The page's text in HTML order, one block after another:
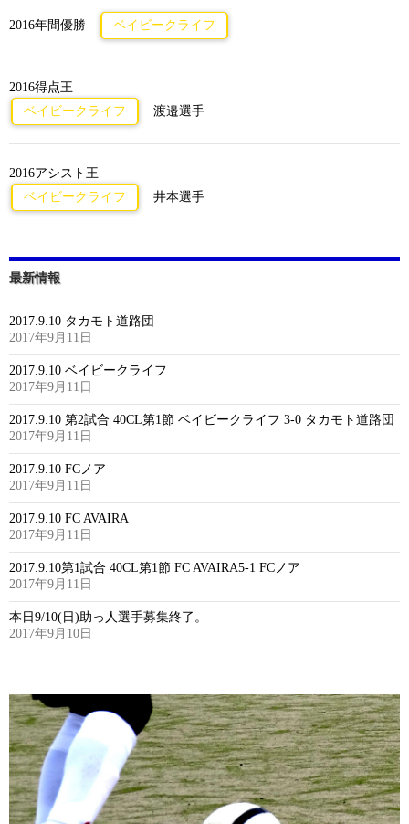
2016年間優勝 ベイビークライフ
2016得点王
ベイビークライフ
渡邉選手
2016アシスト王
ベイビークライフ
井本選手
最新情報
2017.9.10 タカモト道路団
2017年9月11日
2017.9.10 ベイビークライフ
2017年9月11日
2017.9.10 第2試合 40CL第1節 ベイビークライフ 3-0 タカモト道路団
2017年9月11日
2017.9.10 FCノア
2017年9月11日
2017.9.10 FC AVAIRA
2017年9月11日
2017.9.10第1試合 40CL第1節 FC AVAIRA5-1 FCノア
2017年9月11日
本日9/10(日)助っ人選手募集終了。
2017年9月10日